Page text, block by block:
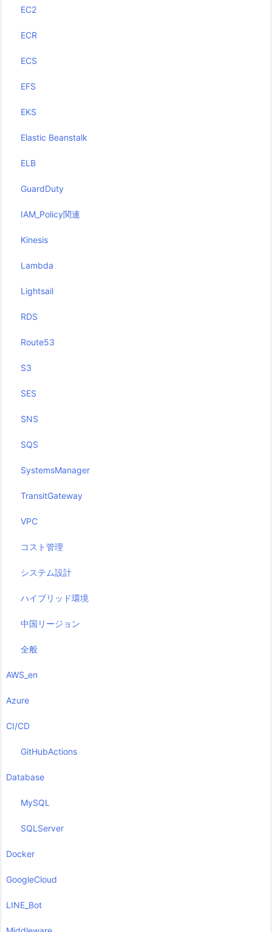
EC2
ECR
ECS
EFS
EKS
Elastic Beanstalk
ELB
GuardDuty
IAM_Policy関連
Kinesis
Lambda
Lightsail
RDS
Route53
S3
SES
SNS
SQS
SystemsManager
TransitGateway
VPC
コスト管理
システム設計
ハイブリッド環境
中国リージョン
全般
AWS_en
Azure
CI/CD
GitHubActions
Database
MySQL
SQLServer
Docker
GoogleCloud
LINE_Bot